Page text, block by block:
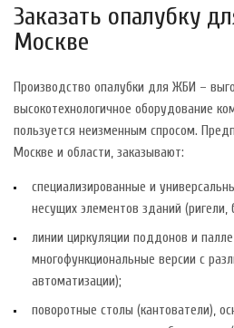
Заказать опалубку
Москве
Производство опалубки для ЖБИ –
высокотехнологичное оборудование
пользуется неизменным спросом.
Москве и области, заказывают:
специализированные и
несущих элементов зданий (ригели,
линии циркуляции поддонов и
многофункциональные версии с
автоматизации);
поворотные столы (кантователи),